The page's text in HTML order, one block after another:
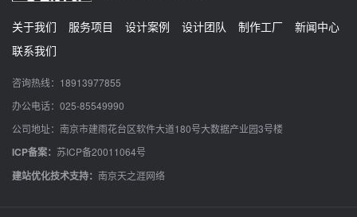
关于我们 服务项目 设计案例 设计团队 制作工厂
新闻中心
联系我们
咨询热线：18913977855
办公电话：025-85549990
公司地址：南京市建雨花台区软件大道180号大数据产业园3号楼
ICP备案： 苏ICP备20011064号
建站优化技术支持： 南京天之涯网络